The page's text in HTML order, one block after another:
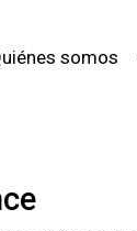
somos